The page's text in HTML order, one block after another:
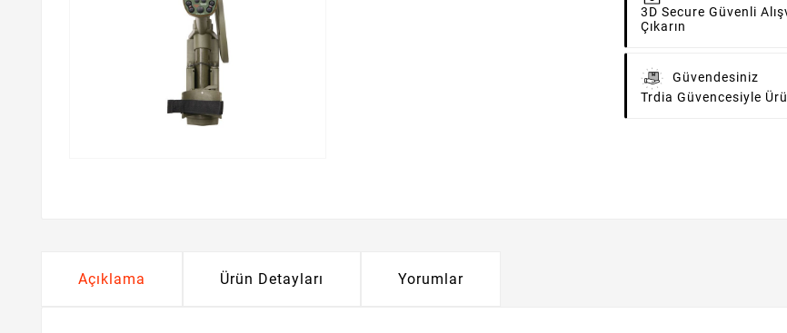
3D Secure Güvenli
Çıkarın
Güvendesiniz
Trdia Güvencesiyle
Açıklama Ürün Detayları Yorumlar